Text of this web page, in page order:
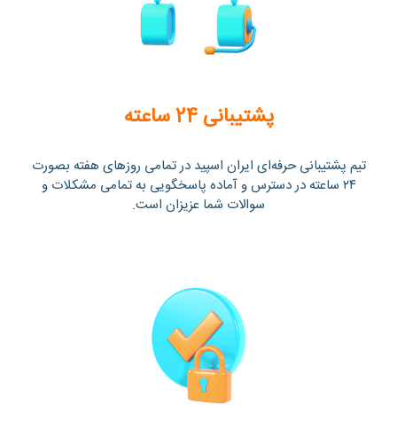
پشتیبانی 24 ساعته
تیم پشتیبانی حرفه‌ای ایران اسپید در تمامی روزهای هفته بصورت
۲۴ ساعته در دسترس و آماده پاسخگویی به تمامی مشکلات و
سوالات شما عزیزان است.